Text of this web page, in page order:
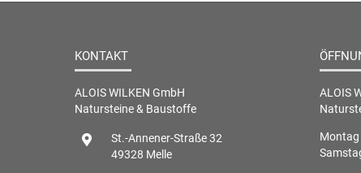
KONTAKT
ALOIS WILKEN GmbH
Natursteine & Baustoffe
St.-Annener-Straße 32
49328 Melle
ALOIS
Montag